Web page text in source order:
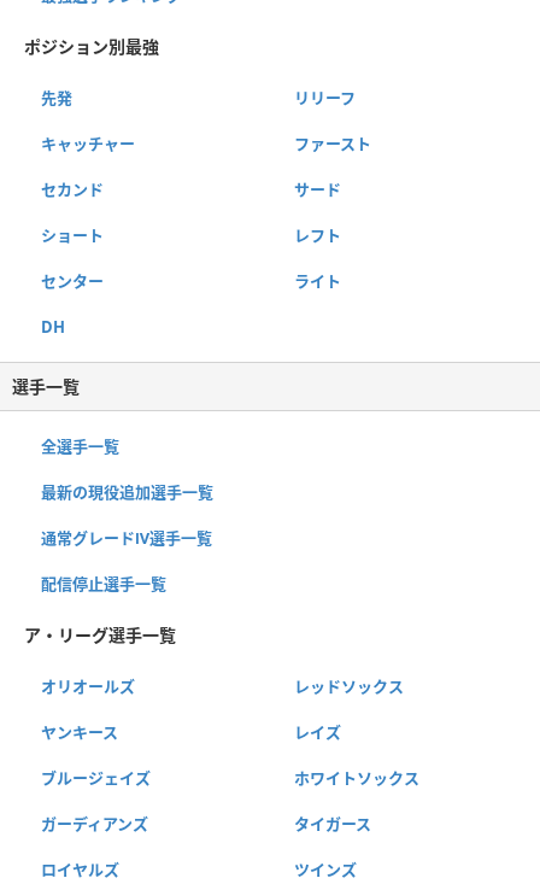
ポジション別最強
先発 リリーフ
キャッチャー ファースト
セカンド サード
ショート レフト
センター ライト
DH
選手一覧
全選手一覧
最新の現役追加選手一覧
通常グレードⅣ選手一覧
配信停止選手一覧
ア・リーグ選手一覧
オリオールズ レッドソックス
ヤンキース レイズ
ブルージェイズ ホワイトソックス
ガーディアンズ タイガース
ロイヤルズ ツインズ